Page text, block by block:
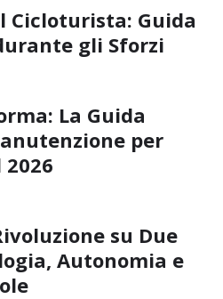
Cicloturista: Guida
gli Sforzi
La Guida
per
su Due
Autonomia e